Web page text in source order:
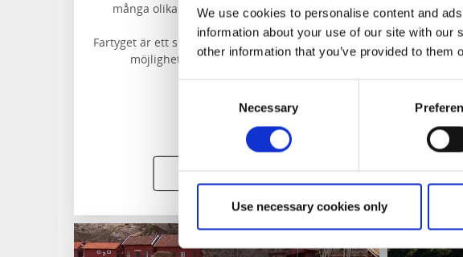
We use cookies to personalise content and
information about your use of our site with
other information that you’ve provided to
Necessary
Use necessary cookies only
många olika slags arrangemang och turer.
Fartyget är ett skolfartyg, vilket innebär att du har
möjlighet att lära dig segla ombord.
Läs mer och boka
Turen
ca 3